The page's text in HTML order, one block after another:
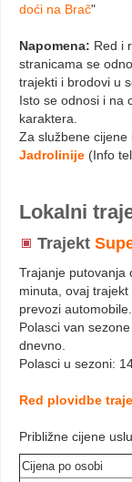
doći na Brač"
Napomena: Red i
stranicama se
trajekti i brodovi u
Isto se odnosi i na
karaktera.
Za službene cijene
Jadrolinije (Info
Lokalni
Trajekt
Trajanje putovanja
minuta, ovaj trajekt
prevozi automobile.
Polasci van
dnevno.
Polasci u sezoni:
Red plovidbe
Približne cijene
Cijena po osobi